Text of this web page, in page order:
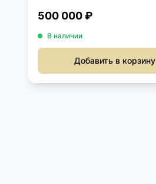
500 000 ₽
В наличии
Добавить в корзину